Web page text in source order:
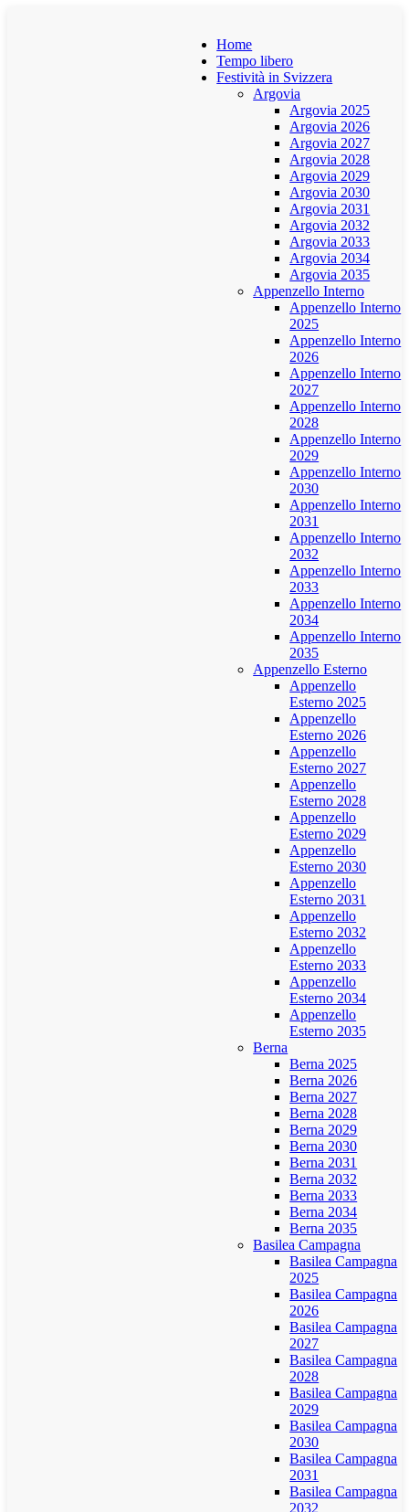
Home
Tempo libero
Festività in Svizzera
Argovia
Argovia 2025
Argovia 2026
Argovia 2027
Argovia 2028
Argovia 2029
Argovia 2030
Argovia 2031
Argovia 2032
Argovia 2033
Argovia 2034
Argovia 2035
Appenzello Interno
Appenzello Interno
2025
Appenzello Interno
2026
Appenzello Interno
2027
Appenzello Interno
2028
Appenzello Interno
2029
Appenzello Interno
2030
Appenzello Interno
2031
Appenzello Interno
2032
Appenzello Interno
2033
Appenzello Interno
2034
Appenzello Interno
2035
Appenzello Esterno
Appenzello
Esterno 2025
Appenzello
Esterno 2026
Appenzello
Esterno 2027
Appenzello
Esterno 2028
Appenzello
Esterno 2029
Appenzello
Esterno 2030
Appenzello
Esterno 2031
Appenzello
Esterno 2032
Appenzello
Esterno 2033
Appenzello
Esterno 2034
Appenzello
Esterno 2035
Berna
Berna 2025
Berna 2026
Berna 2027
Berna 2028
Berna 2029
Berna 2030
Berna 2031
Berna 2032
Berna 2033
Berna 2034
Berna 2035
Basilea Campagna
Basilea Campagna
2025
Basilea Campagna
2026
Basilea Campagna
2027
Basilea Campagna
2028
Basilea Campagna
2029
Basilea Campagna
2030
Basilea Campagna
2031
Basilea Campagna
2032